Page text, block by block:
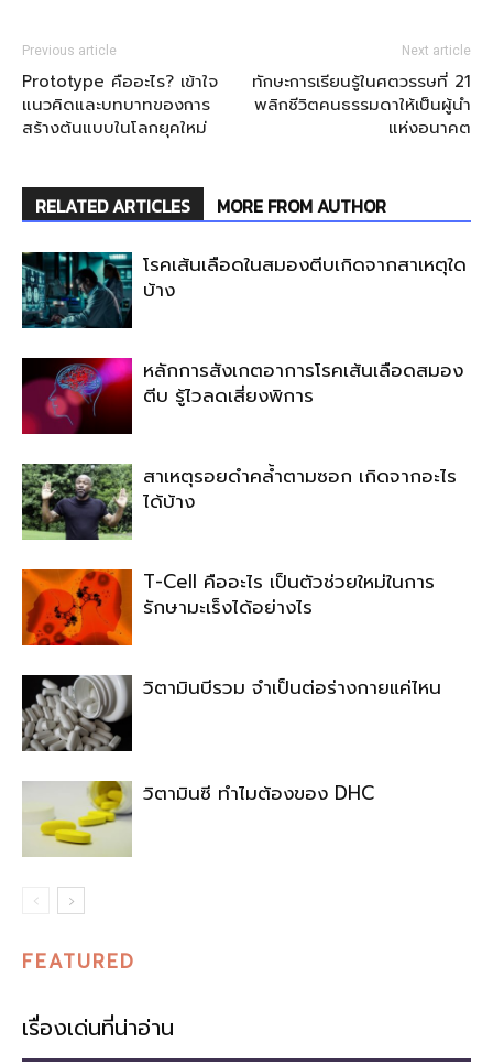
Previous article
Prototype คืออะไร? เข้าใจ
แนวคิดและบทบาทของการ
สร้างต้นแบบในโลกยุคใหม่
Next article
ทักษะการเรียนรู้ในศตวรรษที่ 21
พลิกชีวิตคนธรรมดาให้เป็นผู้นำ
แห่งอนาคต
RELATED ARTICLES MORE FROM AUTHOR
โรคเส้นเลือดในสมองตีบเกิดจากสาเหตุใด
บ้าง
หลักการสังเกตอาการโรคเส้นเลือดสมอง
ตีบ รู้ไวลดเสี่ยงพิการ
สาเหตุรอยดำคล้ำตามซอก เกิดจากอะไร
ได้บ้าง
T-Cell คืออะไร เป็นตัวช่วยใหม่ในการ
รักษามะเร็งได้อย่างไร
วิตามินบีรวม จำเป็นต่อร่างกายแค่ไหน
วิตามินซี ทำไมต้องของ DHC
FEATURED
เรื่องเด่นที่น่าอ่าน